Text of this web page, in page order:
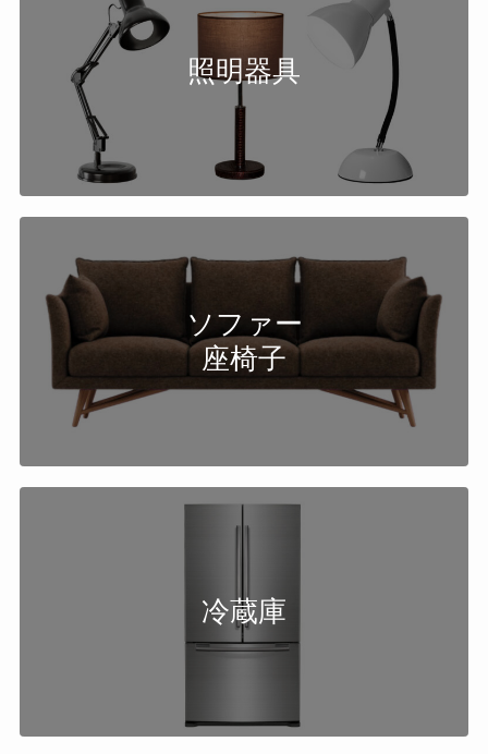
照明器具
ソファー
座椅子
冷蔵庫